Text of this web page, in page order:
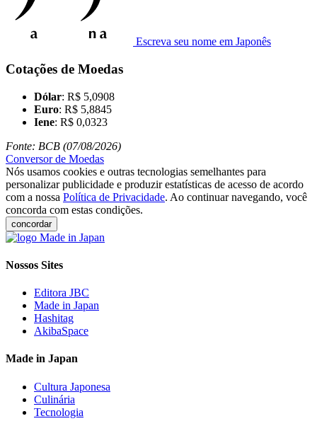
Escreva seu nome em Japonês
Cotações de Moedas
Dólar: R$ 5,0908
Euro: R$ 5,8845
Iene: R$ 0,0323
Fonte: BCB (07/08/2026)
Conversor de Moedas
Nós usamos cookies e outras tecnologias semelhantes para
personalizar publicidade e produzir estatísticas de acesso de acordo
com a nossa Política de Privacidade. Ao continuar navegando, você
concorda com estas condições.
concordar
Nossos Sites
Editora JBC
Made in Japan
Hashitag
AkibaSpace
Made in Japan
Cultura Japonesa
Culinária
Tecnologia